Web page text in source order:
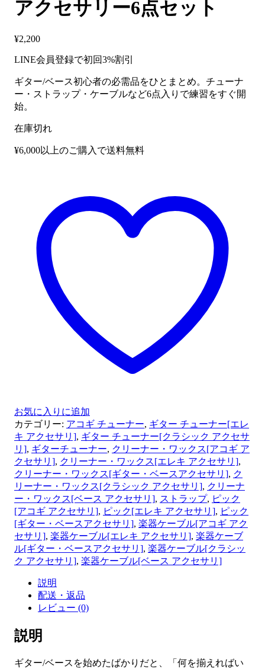
アクセサリー6点セット
¥2,200
LINE会員登録で初回3%割引
ギター/ベース初心者の必需品をひとまとめ。チューナ
ー・ストラップ・ケーブルなど6点入りで練習をすぐ開
始。
在庫切れ
¥6,000以上のご購入で送料無料
お気に入りに追加
カテゴリー: アコギ チューナー, ギター チューナー[エレ
キ アクセサリ], ギター チューナー[クラシック アクセサ
リ], ギターチューナー, クリーナー・ワックス[アコギ ア
クセサリ], クリーナー・ワックス[エレキ アクセサリ],
クリーナー・ワックス[ギター・ベースアクセサリ], ク
リーナー・ワックス[クラシック アクセサリ], クリーナ
ー・ワックス[ベース アクセサリ], ストラップ, ピック
[アコギ アクセサリ], ピック[エレキ アクセサリ], ピック
[ギター・ベースアクセサリ], 楽器ケーブル[アコギ アク
セサリ], 楽器ケーブル[エレキ アクセサリ], 楽器ケーブ
ル[ギター・ベースアクセサリ], 楽器ケーブル[クラシッ
ク アクセサリ], 楽器ケーブル[ベース アクセサリ]
説明
配送・返品
レビュー (0)
説明
ギター/ベースを始めたばかりだと、「何を揃えればい